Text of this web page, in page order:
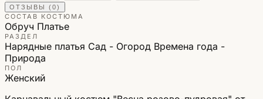
ОТЗЫВЫ (0)
СОСТАВ КОСТЮМА
Обруч Платье
РАЗДЕЛ
Нарядные платья Сад - Огород Времена года -
Природа
ПОЛ
Женский